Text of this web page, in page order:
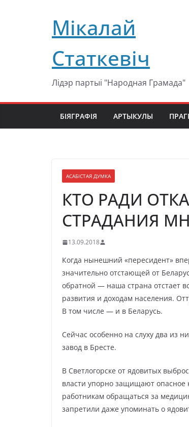
содержимомуМікалай
Статкевіч
Лідэр партыі "Народная Грамада"
БІЯГРАФІЯ АРТЫКУЛЫ
АСАБІСТАЯ ДУМКА
КТО РАДИ
СТРАДАНИЯ
13.09.2018
Когда нынешний «пересидент»
значительно отстающей от
обратной — наша страна отстает
развития и доходам населения.
В том числе — и в Беларусь.
Сейчас особенно на слуху два из
завод в Бресте.
В Светлогорске от ядовитых
власти упорно защищают опасное
работникам обращаться за
запретили даже упоминать о